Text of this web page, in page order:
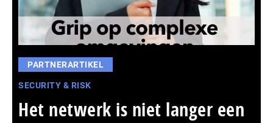
PARTNERARTIKEL
SECURITY & RISK
Het netwerk is niet langer een